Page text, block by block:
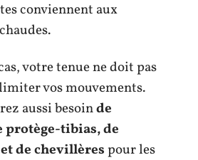
conviennent aux
votre tenue ne doit pas
vos mouvements.
aussi besoinde
protège-tibias, de
de chevillèrespour les